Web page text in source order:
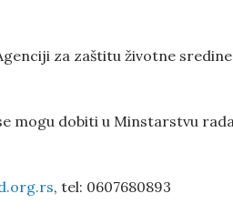
za zaštitu životne
mogu dobiti u Minstarstvu
, tel: 0607680893